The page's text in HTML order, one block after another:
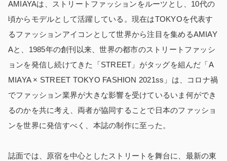
AMIAYAは、ストリートファッションをルーツとし、10代の
頃からモデルとして活躍している。現在はTOKYOを代表す
るファッションアイコンとして世界から注目を集めるAMIAY
Aと、1985年の創刊以来、世界の都市のストリートファッシ
ョンを発信し続けてきた「STREET」がタッグを組んだ「A
MIAYA × STREET TOKYO FASHION 2021ss」は、コロナ禍
でファッション業界が大きな影響を受けているいま何ができ
るのかを共に考え、両者が協同することで日本のファッショ
ンを世界に発信すべく、本誌の制作に至った。
誌面では、原宿を中心としたストリートを舞台に、最新の東